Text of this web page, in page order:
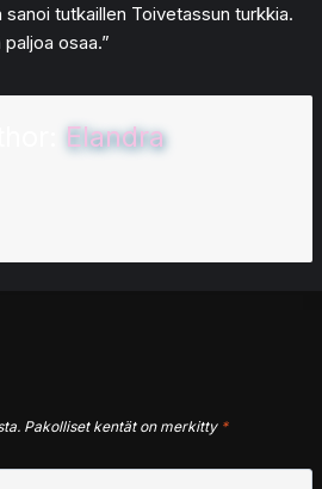
sanoi tutkaillen Toivetassun turkkia.
osaa.”
Elandra
Pakolliset kentät on merkitty *